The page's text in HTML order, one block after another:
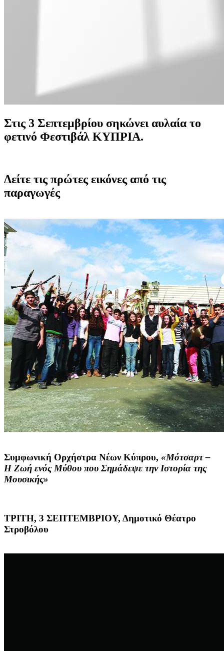
Στις 3 Σεπτεμβρίου σηκώνει αυλαία το
φετινό Φεστιβάλ ΚΥΠΡΙΑ.
Δείτε τις πρώτες εικόνες από τις
παραγωγές
Συμφωνική Ορχήστρα Νέων Κύπρου, «Μότσαρτ –
Η Ζωή ενός Μύθου που Σημάδεψε την Ιστορία της
Μουσικής»
ΤΡΙΤΗ, 3 ΣΕΠΤΕΜΒΡΙΟΥ, Δημοτικό Θέατρο
Στροβόλου